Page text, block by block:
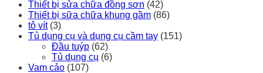
Thiết bị sửa chữa đồng sơn (42)
Thiết bị sữa chữa khung gầm (86)
tô vít (3)
Tủ dụng cụ và dụng cụ cầm tay (151)
Đầu tuýp (62)
Tủ dụng cụ (6)
Vam cảo (107)